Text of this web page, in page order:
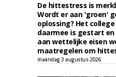
De hittestress is
Wordt er aan 'groen'
oplossing? Het
daarmee is gestart
aan wettelijke eisen
maatregelen om
maandag 3 augustus 2026